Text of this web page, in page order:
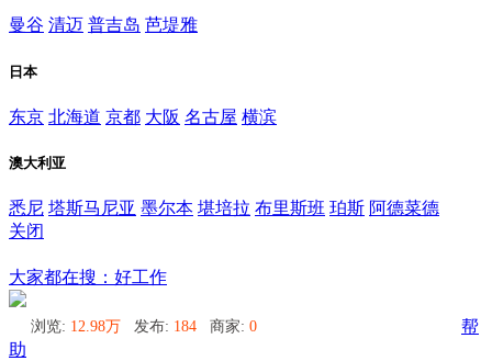
曼谷 清迈 普吉岛 芭堤雅
日本
东京 北海道 京都 大阪 名古屋 横滨
澳大利亚
悉尼 塔斯马尼亚 墨尔本 堪培拉 布里斯班 珀斯 阿德菜德
关闭
大家都在搜：好工作
浏览: 12.98万 发布: 184 商家: 0
帮
助